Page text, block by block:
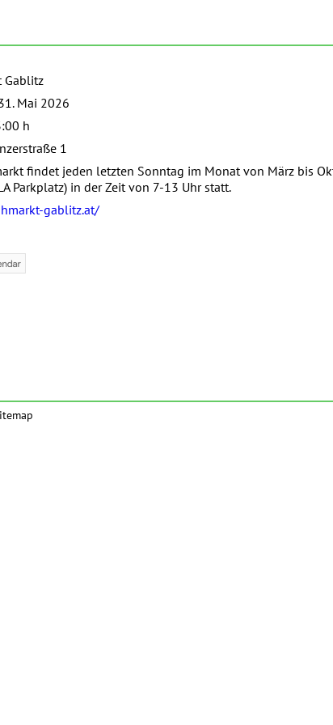
Gablitz
Mai 2026
h
1
findet jeden letzten Sonntag im Monat von März bis
Parkplatz) in der Zeit von 7-13 Uhr statt.
gablitz.at/